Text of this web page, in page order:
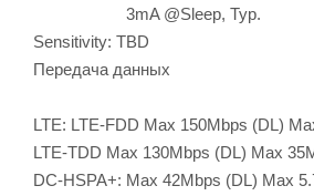
3mA @Sleep, Typ.
Sensitivity: TBD
Передача данных
LTE: LTE-FDD Max 150Mbps (DL)
LTE-TDD Max 130Mbps (DL) Max
DC-HSPA+: Max 42Mbps (DL) Max